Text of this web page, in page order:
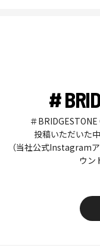
#
＃
投稿いただいた
（当社公式Instagram
ウン